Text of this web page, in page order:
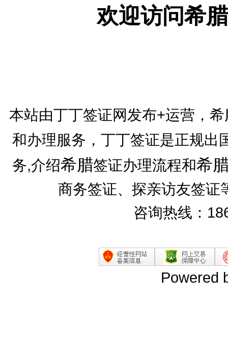
欢迎访问希
本站由丁丁签证网发布+运营，
和办理服务，丁丁签证是正规出
务,介绍希腊签证办理流程和希
商务签证、探亲访友签证
咨询热线：
Powered